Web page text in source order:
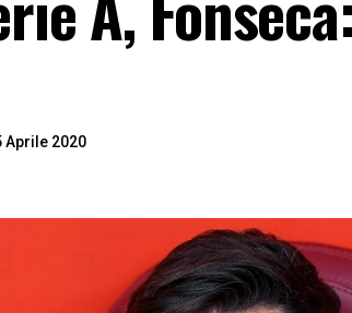
Aprile 2020